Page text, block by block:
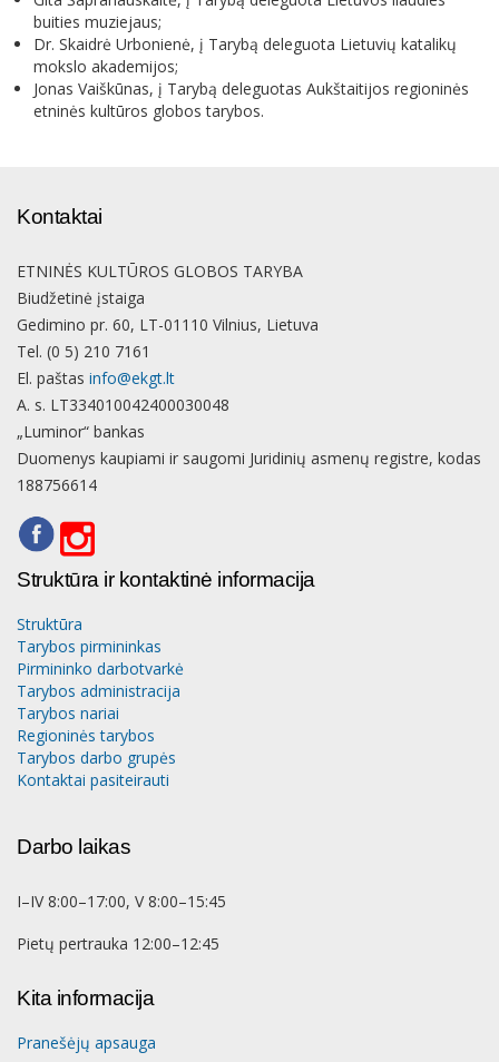
buities muziejaus;
Dr. Skaidrė Urbonienė, į Tarybą deleguota Lietuvių katalikų
mokslo akademijos;
Jonas Vaiškūnas, į Tarybą deleguotas Aukštaitijos regioninės
etninės kultūros globos tarybos.
Kontaktai
ETNINĖS KULTŪROS GLOBOS TARYBA
Biudžetinė įstaiga
Gedimino pr. 60, LT-01110 Vilnius, Lietuva
Tel. (0 5) 210 7161
El. paštas info@ekgt.lt
A. s. LT334010042400030048
„Luminor“ bankas
Duomenys kaupiami ir saugomi Juridinių asmenų registre, kodas
188756614
Struktūra ir kontaktinė informacija
Struktūra
Tarybos pirmininkas
Pirmininko darbotvarkė
Tarybos administracija
Tarybos nariai
Regioninės tarybos
Tarybos darbo grupės
Kontaktai pasiteirauti
Darbo laikas
I–IV 8:00–17:00, V 8:00–15:45
Pietų pertrauka 12:00–12:45
Kita informacija
Pranešėjų apsauga